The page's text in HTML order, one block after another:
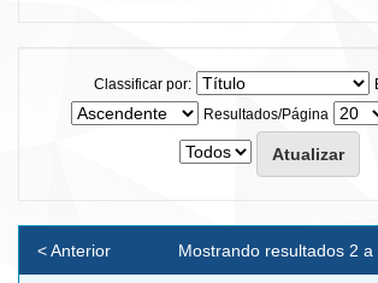
Classificar por:
Resultados/Página
Mostrando resultados 2 a
< Anterior